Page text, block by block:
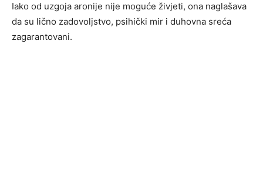
Iako od uzgoja aronije nije moguće živjeti, ona naglašava
da su lično zadovoljstvo, psihički mir i duhovna sreća
zagarantovani.